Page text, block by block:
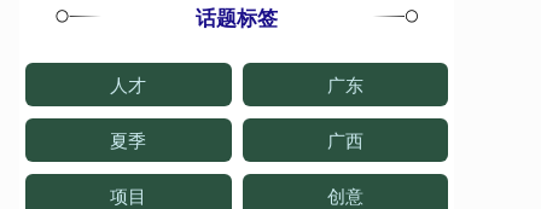
话题标签
人才 广东
夏季 广西
项目 创意